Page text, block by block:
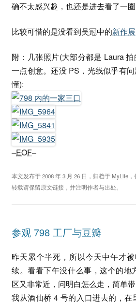
确不太感兴趣，也还是进去看了一圈
比较可惜的是没看到吴冠中的新作展
附：几张照片(大部分都是 Laura
一点创意。还没 PS，光线似乎有
懂):
–EOF–
本文发布于2008 年 3 月 26 日 ，归档于 MyLife
转载请保留原文链接，并注明作者与出处。
参观 798 工厂与豆瓣
昨天累个半死，所以今天中午才
续。看看下午没什么事，这个的地
区又非常近，问明白怎么走，简单带
我从酒仙桥 4 号的入口进去的，在